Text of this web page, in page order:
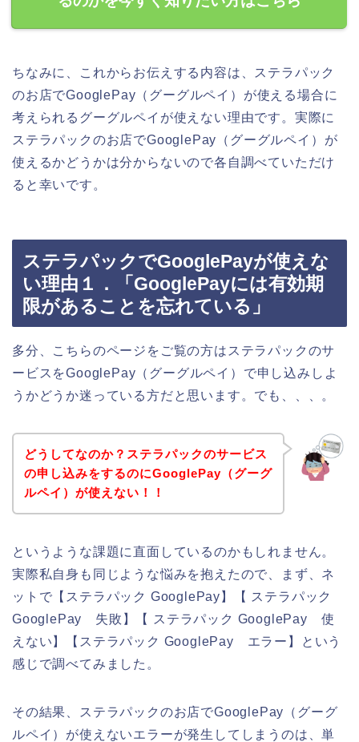
ちなみに、これからお伝えする内容は、ステラパック
のお店でGooglePay（グーグルペイ）が使える場合に
考えられるグーグルペイが使えない理由です。実際に
ステラパックのお店でGooglePay（グーグルペイ）が
使えるかどうかは分からないので各自調べていただけ
ると幸いです。
ステラパックでGooglePayが使えな
い理由１．「GooglePayには有効期
限があることを忘れている」
多分、こちらのページをご覧の方はステラパックのサ
ービスをGooglePay（グーグルペイ）で申し込みしよ
うかどうか迷っている方だと思います。でも、、、。
どうしてなのか？ステラパックのサービス
の申し込みをするのにGooglePay（グーグ
ルペイ）が使えない！！
というような課題に直面しているのかもしれません。
実際私自身も同じような悩みを抱えたので、まず、ネ
ットで【ステラパック GooglePay】【 ステラパック
GooglePay 失敗】【 ステラパック GooglePay 使
えない】【ステラパック GooglePay エラー】という
感じで調べてみました。
その結果、ステラパックのお店でGooglePay（グーグ
ルペイ）が使えないエラーが発生してしまうのは、単